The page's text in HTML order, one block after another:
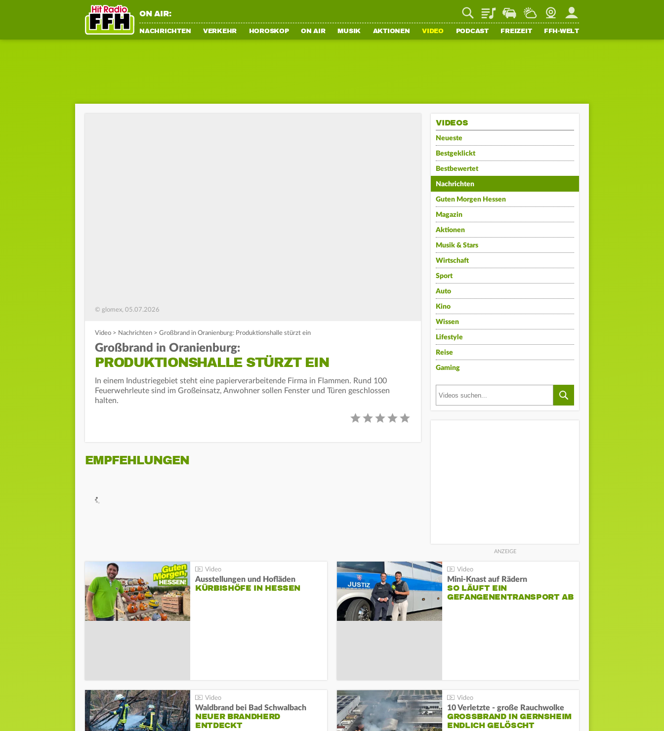
ON AIR: PlaylistStaupilotWetterWebcamMein FFH
NACHRICHTEN VERKEHR HOROSKOP ON AIR MUSIK AKTIONEN VIDEO PODCAST FREIZEIT FFH-WELT
© glomex, 05.07.2026
Video > Nachrichten > Großbrand in Oranienburg: Produktionshalle stürzt ein
Großbrand in Oranienburg:
PRODUKTIONSHALLE STÜRZT EIN
In einem Industriegebiet steht eine papierverarbeitende Firma in Flammen. Rund 100
Feuerwehrleute sind im Großeinsatz, Anwohner sollen Fenster und Türen geschlossen
halten.
EMPFEHLUNGEN
VIDEOS
Neueste
Bestgeklickt
Bestbewertet
Nachrichten
Guten Morgen Hessen
Magazin
Aktionen
Musik & Stars
Wirtschaft
Sport
Auto
Kino
Wissen
Lifestyle
Reise
Gaming
Ausstellungen und Hofläden
KÜRBISHÖFE IN HESSEN
Mini-Knast auf Rädern
SO LÄUFT EIN
GEFANGENENTRANSPORT AB
Waldbrand bei Bad Schwalbach
NEUER BRANDHERD
ENTDECKT
10 Verletzte - große Rauchwolke
GROSSBRAND IN GERNSHEIM E
NDLICH GELÖSCHT